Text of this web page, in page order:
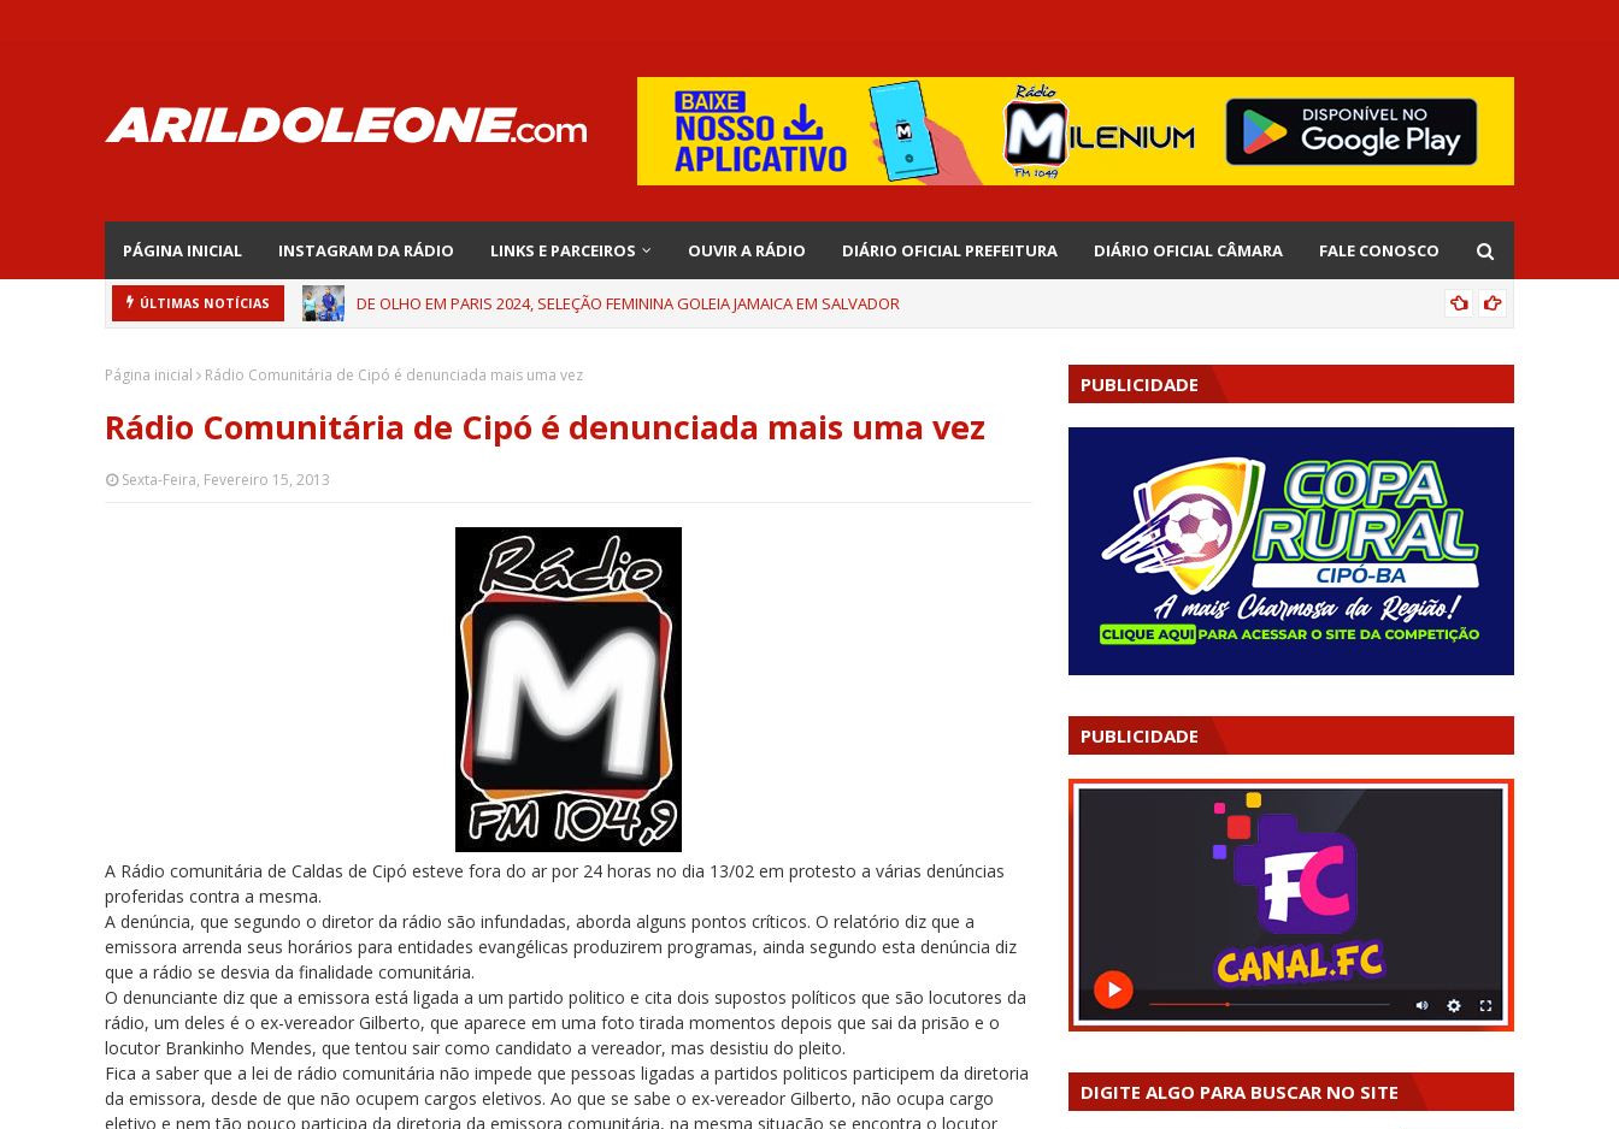
PÁGINA INICIAL INSTAGRAM DA RÁDIO LINKS E PARCEIROS OUVIR A RÁDIO DIÁRIO OFICIAL PREFEITURA DIÁRIO OFICIAL CÂMARA FALE CONOSCO
ÚLTIMAS NOTÍCIAS DE OLHO EM PARIS 2024, SELEÇÃO FEMININA GOLEIA JAMAICA EM SALVADOR
Página inicial Rádio Comunitária de Cipó é denunciada mais uma vez
Rádio Comunitária de Cipó é denunciada mais uma vez
Sexta-Feira, Fevereiro 15, 2013
A Rádio comunitária de Caldas de Cipó esteve fora do ar por 24 horas no dia 13/02 em protesto a várias denúncias
proferidas contra a mesma.
A denúncia, que segundo o diretor da rádio são infundadas, aborda alguns pontos críticos. O relatório diz que a
emissora arrenda seus horários para entidades evangélicas produzirem programas, ainda segundo esta denúncia diz
que a rádio se desvia da finalidade comunitária.
O denunciante diz que a emissora está ligada a um partido politico e cita dois supostos políticos que são locutores da
rádio, um deles é o ex-vereador Gilberto, que aparece em uma foto tirada momentos depois que sai da prisão e o
locutor Brankinho Mendes, que tentou sair como candidato a vereador, mas desistiu do pleito.
Fica a saber que a lei de rádio comunitária não impede que pessoas ligadas a partidos politicos participem da diretoria
da emissora, desde de que não ocupem cargos eletivos. Ao que se sabe o ex-vereador Gilberto, não ocupa cargo
eletivo e nem tão pouco participa da diretoria da emissora comunitária, na mesma situação se encontra o locutor
PUBLICIDADE
PUBLICIDADE
DIGITE ALGO PARA BUSCAR NO SITE